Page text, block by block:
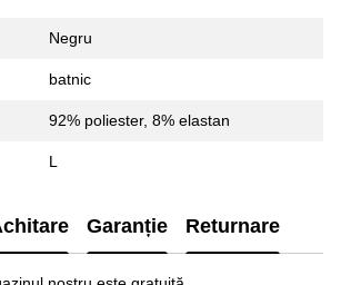
Negru
batnic
92% poliester, 8% elastan
L
Garanție Returnare